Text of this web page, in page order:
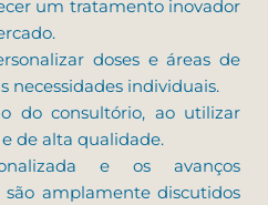
um tratamento inovador
doses e áreas de
necessidades individuais.
do consultório, ao utilizar
de alta qualidade.
e os avanços
amplamente discutidos